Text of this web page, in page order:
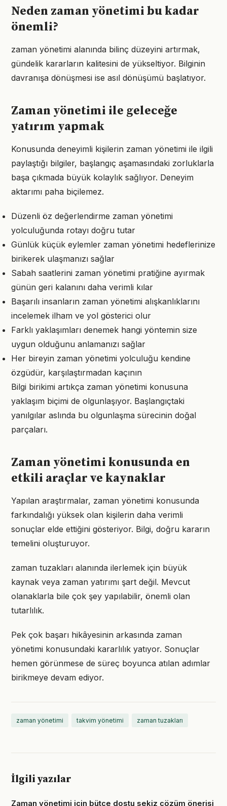
Neden zaman yönetimi bu kadar
önemli?
zaman yönetimi alanında bilinç düzeyini artırmak,
gündelik kararların kalitesini de yükseltiyor. Bilginin
davranışa dönüşmesi ise asıl dönüşümü başlatıyor.
Zaman yönetimi ile geleceğe
yatırım yapmak
Konusunda deneyimli kişilerin zaman yönetimi ile ilgili
paylaştığı bilgiler, başlangıç aşamasındaki zorluklarla
başa çıkmada büyük kolaylık sağlıyor. Deneyim
aktarımı paha biçilemez.
Düzenli öz değerlendirme zaman yönetimi
yolculuğunda rotayı doğru tutar
Günlük küçük eylemler zaman yönetimi hedeflerinize
birikerek ulaşmanızı sağlar
Sabah saatlerini zaman yönetimi pratiğine ayırmak
günün geri kalanını daha verimli kılar
Başarılı insanların zaman yönetimi alışkanlıklarını
incelemek ilham ve yol gösterici olur
Farklı yaklaşımları denemek hangi yöntemin size
uygun olduğunu anlamanızı sağlar
Her bireyin zaman yönetimi yolculuğu kendine
özgüdür, karşılaştırmadan kaçının
Bilgi birikimi artıkça zaman yönetimi konusuna
yaklaşım biçimi de olgunlaşıyor. Başlangıçtaki
yanılgılar aslında bu olgunlaşma sürecinin doğal
parçaları.
Zaman yönetimi konusunda en
etkili araçlar ve kaynaklar
Yapılan araştırmalar, zaman yönetimi konusunda
farkındalığı yüksek olan kişilerin daha verimli
sonuçlar elde ettiğini gösteriyor. Bilgi, doğru kararın
temelini oluşturuyor.
zaman tuzakları alanında ilerlemek için büyük
kaynak veya zaman yatırımı şart değil. Mevcut
olanaklarla bile çok şey yapılabilir, önemli olan
tutarlılık.
Pek çok başarı hikâyesinin arkasında zaman
yönetimi konusundaki kararlılık yatıyor. Sonuçlar
hemen görünmese de süreç boyunca atılan adımlar
birikmeye devam ediyor.
zaman yönetimi takvim yönetimi zaman tuzakları
İlgili yazılar
Zaman yönetimi için bütçe dostu sekiz çözüm önerisi